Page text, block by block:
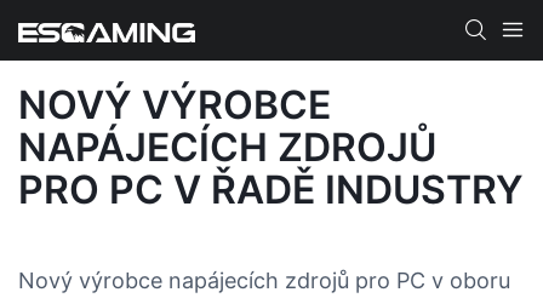
NOVÝ VÝROBCE
NAPÁJECÍCH ZDROJŮ
PRO PC V ŘADĚ INDUSTRY
Nový výrobce napájecích zdrojů pro PC v oboru